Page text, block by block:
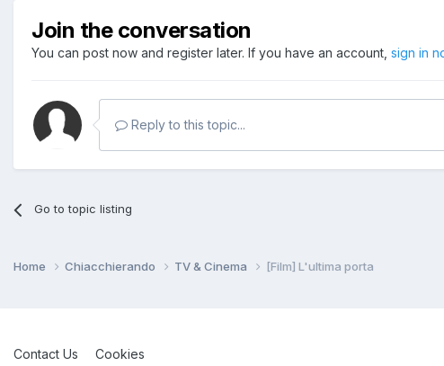
Join the conversation
You can post now and register later. If you have an account, sign in
Reply to this topic...
Go to topic listing
Home Chiacchierando TV & Cinema [Film] L'ultima porta
Contact Us Cookies